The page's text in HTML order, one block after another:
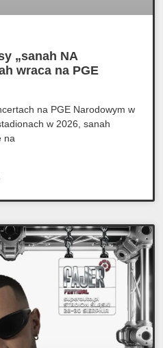
„sanah NA
wraca na PGE
na PGE Narodowym w
w 2026, sanah
na